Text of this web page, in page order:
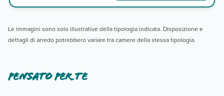
Le immagini sono solo illustrative della tipologia indicata. Disposizione e
dettagli di arredo potrebbero variare tra camere della stessa tipologia.
Pensato per te